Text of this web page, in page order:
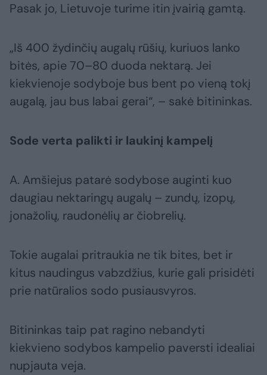
Pasak jo, Lietuvoje turime itin įvairią gamtą.
„Iš 400 žydinčių augalų rūšių, kuriuos lanko
bitės, apie 70–80 duoda nektarą. Jei
kiekvienoje sodyboje bus bent po vieną tokį
augalą, jau bus labai gerai“, – sakė bitininkas.
Sode verta palikti ir laukinį kampelį
A. Amšiejus patarė sodybose auginti kuo
daugiau nektaringų augalų – zundų, izopų,
jonažolių, raudonėlių ar čiobrelių.
Tokie augalai pritraukia ne tik bites, bet ir
kitus naudingus vabzdžius, kurie gali prisidėti
prie natūralios sodo pusiausvyros.
Bitininkas taip pat ragino nebandyti
kiekvieno sodybos kampelio paversti idealiai
nupjauta veja.